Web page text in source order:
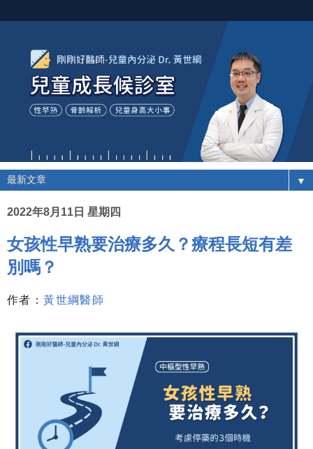
▼
2022年8月11日 星期四
女孩性早熟要治療多久？療程長短有差
別嗎？
作者：黃世綱醫師